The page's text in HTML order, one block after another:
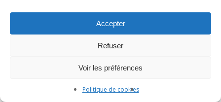
Accepter
Refuser
Voir les préférences
Politique de cookies